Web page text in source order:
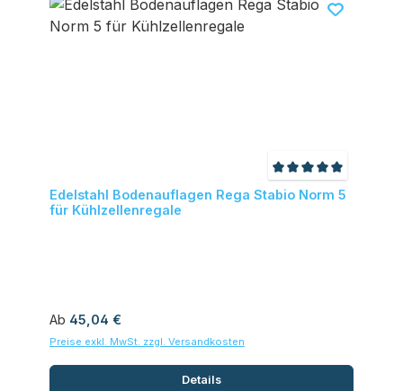
Durchschnittliche
Edelstahl Bodenauflagen Rega Stabio Norm 5
für Kühlzellenregale
Regulärer Preis:
Ab 45,04 €
Preise exkl. MwSt. zzgl. Versandkosten
Details